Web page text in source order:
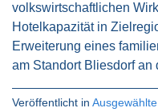
volkswirtschaftlichen
Hotelkapazität in
Erweiterung eines
am Standort Bliesdorf
Veröffentlicht in